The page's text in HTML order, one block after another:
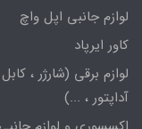
لوازم جانبی اپل واچ
کاور ایرپاد
لوازم برقی (شارژر ، کابل
آداپتور ، ...)